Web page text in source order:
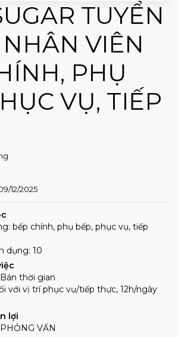
TUYỂN
VIÊN
PHỤ
VỤ, TIẾP
12/2025
bếp chính, phụ bếp, phục vụ, tiếp
dụng: 10
thời gian
với vị trí phục vụ/tiếp thực, 12h/ngày
lợi
VẤN